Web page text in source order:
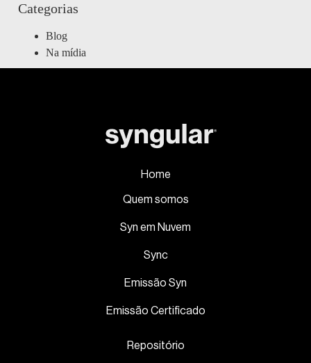
Categorias
Blog
Na mídia
Home
Quem somos
Syn em Nuvem
Sync
Emissão Syn
Emissão Certificado
Repositório